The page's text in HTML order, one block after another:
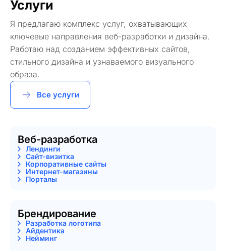
Услуги
Я предлагаю комплекс услуг, охватывающих
ключевые направления веб-разработки и дизайна.
Работаю над созданием эффективных сайтов,
стильного дизайна и узнаваемого визуального
образа.
Все услуги
Веб-разработка
Лендинги
Сайт-визитка
Корпоративные сайты
Интернет-магазины
Порталы
Брендирование
Разработка логотипа
Айдентика
Нейминг